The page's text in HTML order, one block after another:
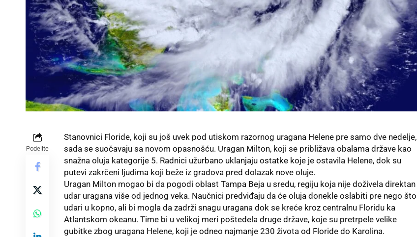
Podelite
Stanovnici Floride, koji su još uvek pod utiskom razornog uragana Helene pre samo dve nedelje,
sada se suočavaju sa novom opasnošću. Uragan Milton, koji se približava obalama države kao
snažna oluja kategorije 5. Radnici užurbano uklanjaju ostatke koje je ostavila Helene, dok su
putevi zakrčeni ljudima koji beže iz gradova pred dolazak nove oluje.
Uragan Milton mogao bi da pogodi oblast Tampa Beja u sredu, regiju koja nije doživela direktan
udar uragana više od jednog veka. Naučnici predviđaju da će oluja donekle oslabiti pre nego što
udari u kopno, ali bi mogla da zadrži snagu uragana dok se kreće kroz centralnu Floridu ka
Atlantskom okeanu. Time bi u velikoj meri poštedela druge države, koje su pretrpele velike
gubitke zbog uragana Helene, koji je odneo najmanje 230 života od Floride do Karolina.